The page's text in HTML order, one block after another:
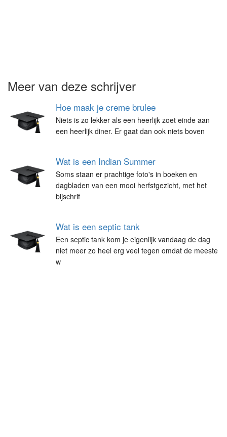
Meer van deze schrijver
Hoe maak je creme brulee
Niets is zo lekker als een heerlijk zoet einde aan
een heerlijk diner. Er gaat dan ook niets boven
Wat is een Indian Summer
Soms staan er prachtige foto's in boeken en
dagbladen van een mooi herfstgezicht, met het
bijschrif
Wat is een septic tank
Een septic tank kom je eigenlijk vandaag de dag
niet meer zo heel erg veel tegen omdat de meeste
w